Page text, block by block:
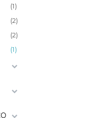
(1)
(2)
(2)
(1)